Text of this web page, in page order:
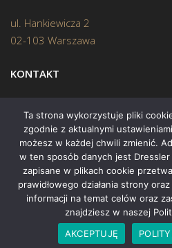
ul. Hankiewicza 2
02-103 Warszawa
KONTAKT
Biuro: (22) 45 70 402
Mail:biuro@swiatksiazki.pl
Copyright © 2015 Świat Książki.
Ta strona wykorzystuje pliki
zgodnie z aktualnymi
możesz w każdej chwili zmienić.
w ten sposób danych jest
zapisane w plikach cookie
prawidłowego działania strony
informacji na temat celów oraz
znajdziesz w naszej
AKCEPTUJĘ